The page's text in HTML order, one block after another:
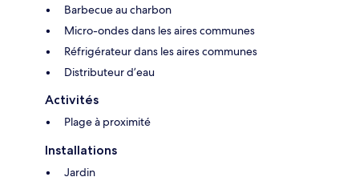
Barbecue au charbon
Micro-ondes dans les aires communes
Réfrigérateur dans les aires communes
Distributeur d’eau
Activités
Plage à proximité
Installations
Jardin